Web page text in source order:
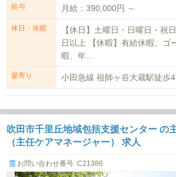
給与 月給：390,000円 ～
休日・休暇
【休日】土曜日・日曜日・祝
日以上 【休暇】有給休暇、ゴ
暇、年...
最寄り 小田急線 祖師ヶ谷大蔵駅徒歩
吹田市千里丘地域包括支援センター の
（主任ケアマネージャー） 求人
お問い合わせ番号 :C21386